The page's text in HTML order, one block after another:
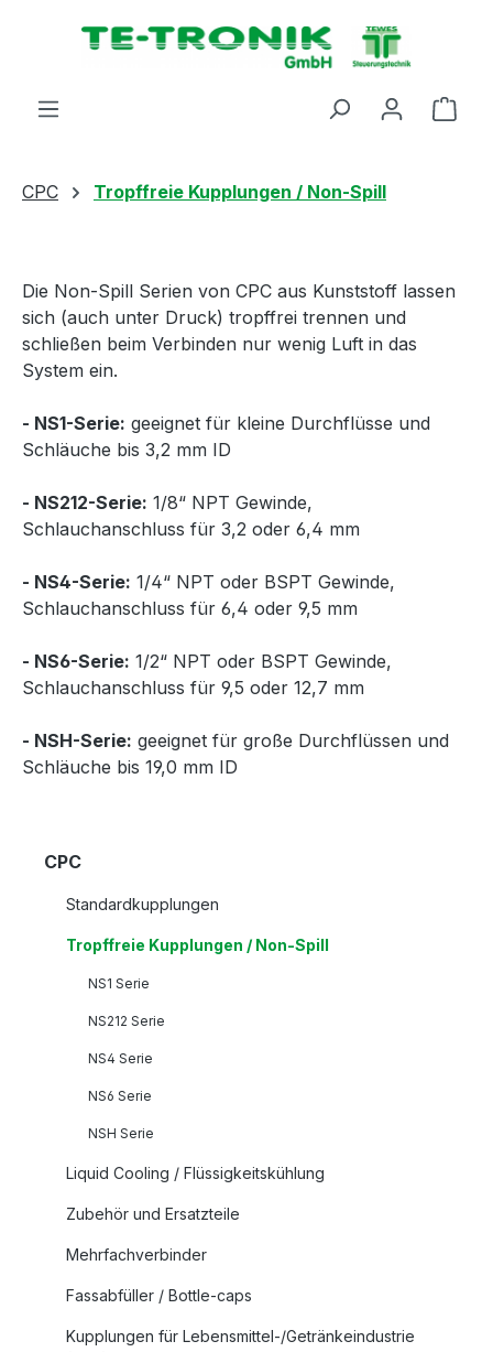
springen
CPC Tropffreie Kupplungen / Non-Spill
Die Non-Spill Serien von CPC aus Kunststoff lassen
sich (auch unter Druck) tropffrei trennen und
schließen beim Verbinden nur wenig Luft in das
System ein.
- NS1-Serie: geeignet für kleine Durchflüsse und
Schläuche bis 3,2 mm ID
- NS212-Serie: 1/8“ NPT Gewinde,
Schlauchanschluss für 3,2 oder 6,4 mm
- NS4-Serie: 1/4“ NPT oder BSPT Gewinde,
Schlauchanschluss für 6,4 oder 9,5 mm
- NS6-Serie: 1/2“ NPT oder BSPT Gewinde,
Schlauchanschluss für 9,5 oder 12,7 mm
- NSH-Serie: geeignet für große Durchflüssen und
Schläuche bis 19,0 mm ID
CPC
Standardkupplungen
Tropffreie Kupplungen / Non-Spill
NS1 Serie
NS212 Serie
NS4 Serie
NS6 Serie
NSH Serie
Liquid Cooling / Flüssigkeitskühlung
Zubehör und Ersatzteile
Mehrfachverbinder
Fassabfüller / Bottle-caps
Kupplungen für Lebensmittel-/Getränkeindustrie